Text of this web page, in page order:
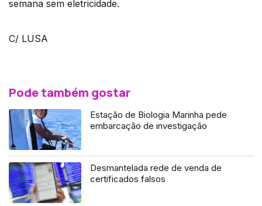
semana sem eletricidade.
C/ LUSA
Pode também gostar
Estação de Biologia Marinha pede
embarcação de investigação
Desmantelada rede de venda de
certificados falsos